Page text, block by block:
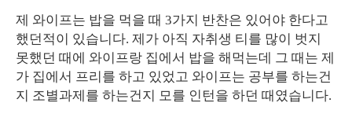
제 와이프는 밥을 먹을 때 3가지 반찬은 있어야 한다고
했던적이 있습니다. 제가 아직 자취생 티를 많이 벗지
못했던 때에 와이프랑 집에서 밥을 해먹는데 그 때는 제
가 집에서 프리를 하고 있었고 와이프는 공부를 하는건
지 조별과제를 하는건지 모를 인턴을 하던 때였습니다.